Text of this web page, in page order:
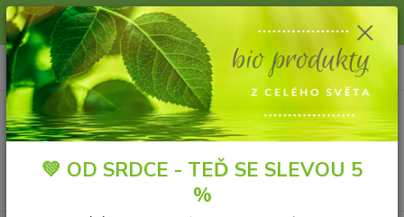
Slunce, koupání a horko dávají vlasům zabrat. Dopřejte jim šetrnou péči s
přírodní vlasovou kosmetikou.
Menu
CZK
+420 606 912 887
9-18:00 hod.
0 ks
za 0,00 Kč
💚 OD SRDCE - TEĎ SE SLEVOU 5
%